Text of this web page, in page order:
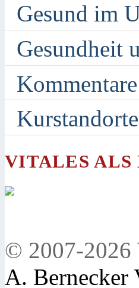
Gesund im
Gesundheit
Kurstandorte
VITALES
© 2007-2026
A. Bernecker